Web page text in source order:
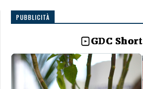
PUBBLICITÀ
GDC Short